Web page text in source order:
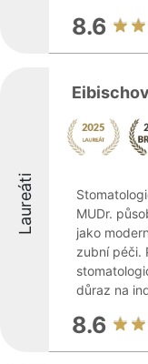
8.6
Laureáti
MUDr.
jako
zubní péči.
důraz na
8.6